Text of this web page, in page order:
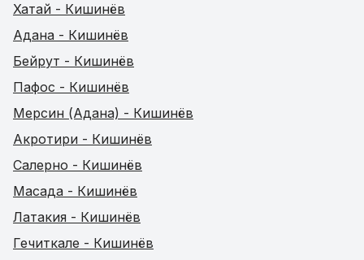
Хатай - Кишинёв
Адана - Кишинёв
Бейрут - Кишинёв
Пафос - Кишинёв
Мерсин (Адана) - Кишинёв
Акротири - Кишинёв
Салерно - Кишинёв
Масада - Кишинёв
Латакия - Кишинёв
Гечиткале - Кишинёв